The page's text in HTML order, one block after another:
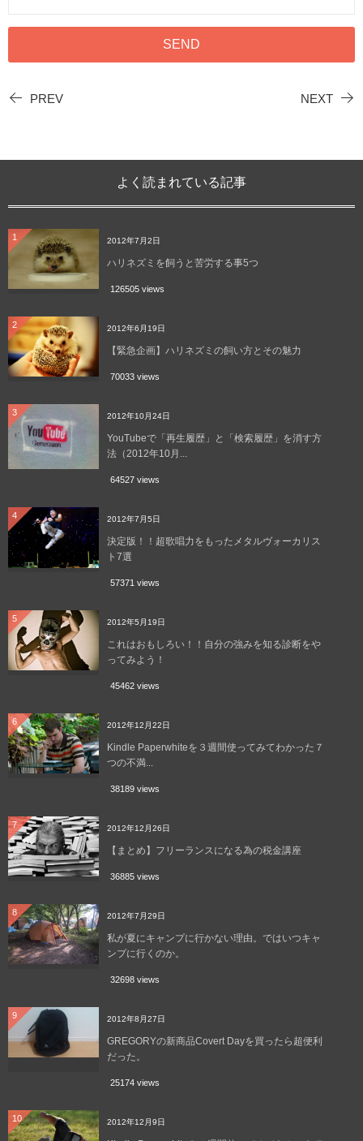
PREV NEXT
よく読まれている記事
1 2012年7月2日
ハリネズミを飼うと苦労する事5つ
126505 views
2 2012年6月19日
【緊急企画】ハリネズミの飼い方とその魅力
70033 views
3 2012年10月24日
YouTubeで「再生履歴」と「検索履歴」を消す方
法（2012年10月...
64527 views
4 2012年7月5日
決定版！！超歌唱力をもったメタルヴォーカリス
ト7選
57371 views
5 2012年5月19日
これはおもしろい！！自分の強みを知る診断をや
ってみよう！
45462 views
6 2012年12月22日
Kindle Paperwhiteを３週間使ってみてわかった７
つの不満...
38189 views
7 2012年12月26日
【まとめ】フリーランスになる為の税金講座
36885 views
8 2012年7月29日
私が夏にキャンプに行かない理由。ではいつキャ
ンプに行くのか。
32698 views
9 2012年8月27日
GREGORYの新商品Covert Dayを買ったら超便利
だった。
25174 views
10 2012年12月9日